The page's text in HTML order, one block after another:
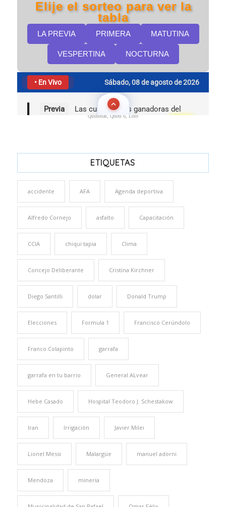
Quinielas, Quini 6, Loto
ETIQUETAS
accidente AFA Agenda deportiva
Alfredo Cornejo asfalto Capacitación
CCIA chiqui tapia Clima
Concejo Deliberante Cristina Kirchner
Diego Santilli dolar Donald Trump
Elecciones Formula 1 Francisco Cerúndolo
Franco Colapinto garrafa
garrafa en tu barrio General ALvear
Hebe Casado Hospital Teodoro J. Schestakow
Iran Irrigación Javier Milei
Lionel Messi Malargüe manuel adorni
Mendoza minería